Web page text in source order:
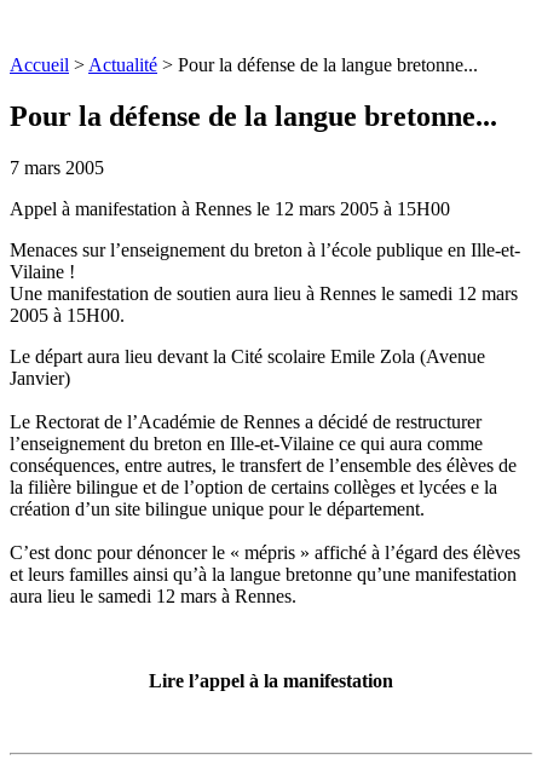
Accueil > Actualité > Pour la défense de la langue bretonne...
Pour la défense de la langue bretonne...
7 mars 2005
Appel à manifestation à Rennes le 12 mars 2005 à 15H00
Menaces sur l’enseignement du breton à l’école publique en Ille-et-
Vilaine !
Une manifestation de soutien aura lieu à Rennes le samedi 12 mars
2005 à 15H00.
Le départ aura lieu devant la Cité scolaire Emile Zola (Avenue
Janvier)
Le Rectorat de l’Académie de Rennes a décidé de restructurer
l’enseignement du breton en Ille-et-Vilaine ce qui aura comme
conséquences, entre autres, le transfert de l’ensemble des élèves de
la filière bilingue et de l’option de certains collèges et lycées e la
création d’un site bilingue unique pour le département.
C’est donc pour dénoncer le « mépris » affiché à l’égard des élèves
et leurs familles ainsi qu’à la langue bretonne qu’une manifestation
aura lieu le samedi 12 mars à Rennes.
Lire l’appel à la manifestation